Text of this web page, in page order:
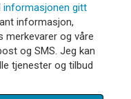
informasjonen gitt
informasjon,
merkevarer og våre
og SMS. Jeg kan
tjenester og tilbud